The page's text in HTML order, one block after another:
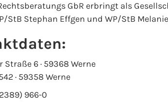
GbR erbringt als
StB Stephan Effgen und WP/StB
6 · 59368 Werne
· 59358 Werne
966-0